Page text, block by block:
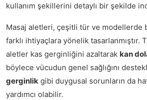
kullanım şekillerini detaylı bir şekilde
Masaj aletleri, çeşitli tür ve modellerde
farklı ihtiyaçlara yönelik tasarlanmıştır.
aletler kas gerginliğini azaltarak kan
böylece vücudun genel sağlığını
gerginlik gibi duygusal sorunların da
yardımcı olabilir.